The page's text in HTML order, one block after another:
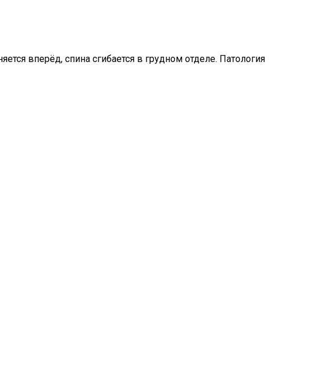
вперёд, спина сгибается в грудном отделе. Патология